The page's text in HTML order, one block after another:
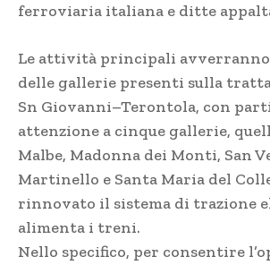
ferroviaria italiana e ditte
Le attività principali
delle gallerie presenti sulla
Sn Giovanni–Terontola, con
attenzione a cinque gallerie,
Malbe, Madonna dei Monti, San
Martinello e Santa Maria del
rinnovato il sistema di trazione
alimenta i treni.
Nello specifico, per consentire